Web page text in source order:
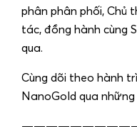
phân phân phối, Chủ
tác, đồng hành cùng
qua.
Cùng dõi theo hành
NanoGold qua